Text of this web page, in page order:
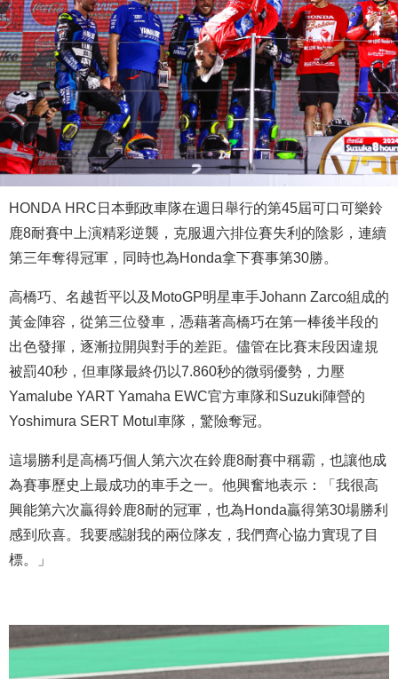
HONDA HRC日本郵政車隊在週日舉行的第45屆可口可樂鈴
鹿8耐賽中上演精彩逆襲，克服週六排位賽失利的陰影，連續
第三年奪得冠軍，同時也為Honda拿下賽事第30勝。
高橋巧、名越哲平以及MotoGP明星車手Johann Zarco組成的
黃金陣容，從第三位發車，憑藉著高橋巧在第一棒後半段的
出色發揮，逐漸拉開與對手的差距。儘管在比賽末段因違規
被罰40秒，但車隊最終仍以7.860秒的微弱優勢，力壓
Yamalube YART Yamaha EWC官方車隊和Suzuki陣營的
Yoshimura SERT Motul車隊，驚險奪冠。
這場勝利是高橋巧個人第六次在鈴鹿8耐賽中稱霸，也讓他成
為賽事歷史上最成功的車手之一。他興奮地表示：「我很高
興能第六次贏得鈴鹿8耐的冠軍，也為Honda贏得第30場勝利
感到欣喜。我要感謝我的兩位隊友，我們齊心協力實現了目
標。」